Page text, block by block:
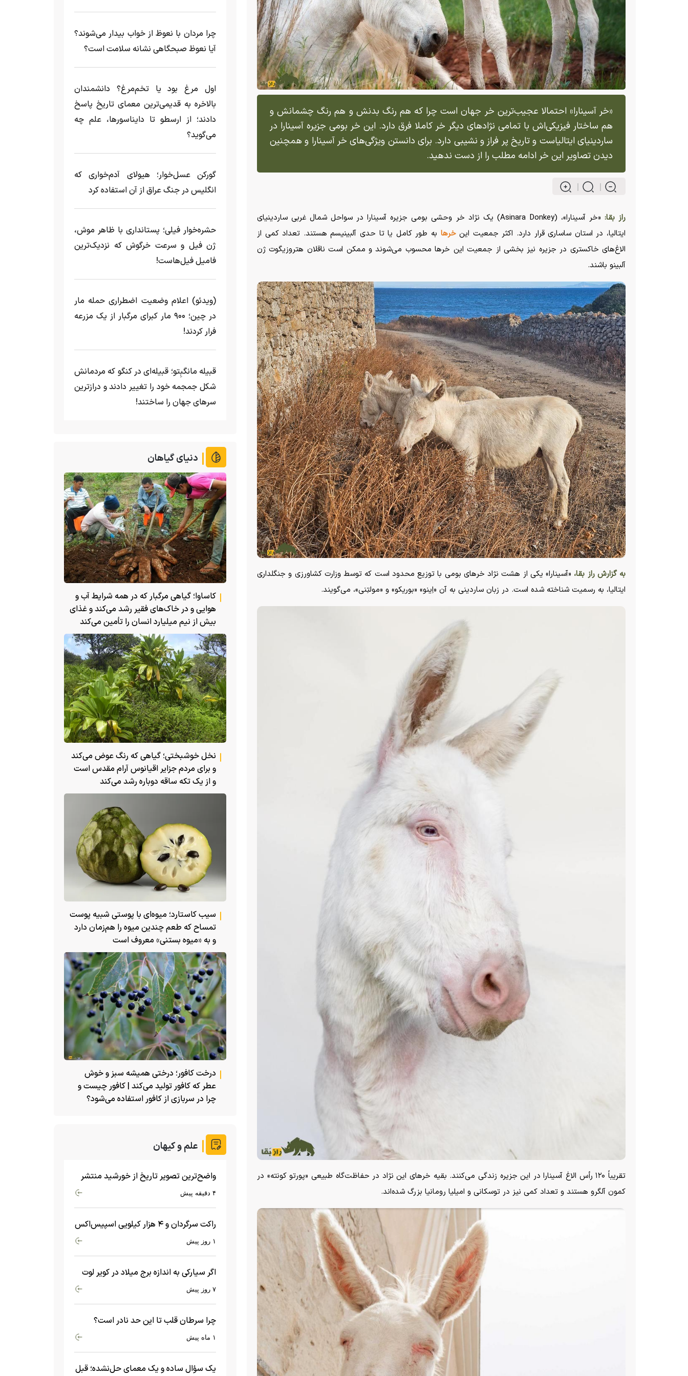
«خر آسینارا» احتمالا عجیب‌ترین خر جهان است چرا که هم رنگ بدنش و هم رنگ چشمانش و
هم ساختار فیزیکی‌اش با تمامی نژاد‌های دیگر خر کاملا فرق دارد. این خر بومی جزیره آسینارا در
ساردینیای ایتالیاست و تاریخ پر فراز و نشیبی دارد. برای دانستن ویژگی‌های خر آسینارا و همچنین
دیدن تصاویر این خر ادامه مطلب را از دست ندهید.
راز بقا:
«خر آسینارا»، (Asinara Donkey) یک نژاد خر وحشی بومی جزیره آسینارا در سواحل شمال غربی ساردینیای
ایتالیا، در استان ساساری قرار دارد. اکثر جمعیت اینخر‌ها به طور کامل یا تا حدی آلبینیسم هستند. تعداد کمی از
الاغ‌های خاکستری در جزیره نیز بخشی از جمعیت این خر‌ها محسوب می‌شوند و ممکن است ناقلان هتروزیگوت ژن
آلبینو باشند.
به گزارش راز بقا، «آسینارا» یکی از هشت نژاد خر‌های بومی با توزیع محدود است که توسط وزارت کشاورزی و جنگلداری
ایتالیا، به رسمیت شناخته شده است. در زبان ساردینی به آن «اِینو» «بوریکو» و «مولتِنی»، می‌گویند.
تقریباً ۱۲۰ رأس الاغ آسینارا در این جزیره زندگی می‌کنند. بقیه خر‌های این نژاد در حفاظت‌گاه طبیعی «پورتو کونته» در
کمون آلگرو هستند و تعداد کمی نیز در توسکانی و امیلیا رومانیا بزرگ شده‌اند.
چرا مردان با نعوظ از خواب بیدار می‌شوند؟
آیا نعوظ صبحگاهی نشانه سلامت است؟
اول مرغ بود یا تخم‌مرغ؟ دانشمندان
بالاخره به قدیمی‌ترین معمای تاریخ پاسخ
دادند؛ از ارسطو تا دایناسورها، علم چه
می‌گوید؟
گورکن عسل‌خوار؛ هیولای آدم‌خواری که
انگلیس در جنگ عراق از آن استفاده کرد
حشره‌خوار فیلی؛ پستانداری با ظاهر موش،
ژن فیل و سرعت خرگوش که نزدیک‌ترین
فامیل فیل‌هاست!
(ویدئو) اعلام وضعیت اضطراری حمله مار‌
در چین؛ ۹۰۰ مار کبرای مرگبار از یک مزرعه‌
فرار کردند!
قبیله مانگبِتو؛ قبیله‌ای در کنگو که مردمانش
شکل جمجمه خود را تغییر دادند و درازترین
سرهای جهان را ساختند!
دنیای گیاهان
کاساوا؛ گیاهی مرگبار که در همه شرایط آب و
هوایی و در خاک‌های فقیر رشد می‌کند و غذای
بیش از نیم میلیارد انسان را تأمین می‌کند
نخل خوشبختی؛ گیاهی که رنگ عوض می‌کند
و برای مردم جزایر اقیانوس آرام مقدس است
و از یک تکه ساقه دوباره رشد می‌کند
سیب کاستارد؛ میوه‌ای با پوستی شبیه پوست
تمساح که طعم چندین میوه را هم‌زمان دارد
و به «میوه بستنی» معروف است
درخت کافور؛ درختی همیشه سبز و خوش
عطر که کافور تولید می‌کند | کافور چیست و
چرا در سربازی از کافور استفاده می‌شود؟
علم و کیهان
واضح‌ترین تصویر تاریخ از خورشید منتشر
شد
۴ دقیقه پیش
راکت سرگردان و ۴ هزار کیلویی اسپیس‌اکس
۱ روز پیش
اگر سیارکی به اندازه برج میلاد در کویر لوت
سقوط کند، چه اتفاقی می‌افتد؟
۷ روز پیش
چرا سرطان قلب تا این حد نادر است؟
ماجرای معامله عجیبی که در بدن اتفاق۱ ماه پیش
یک سؤال ساده و یک معمای حل‌نشده؛ قبل